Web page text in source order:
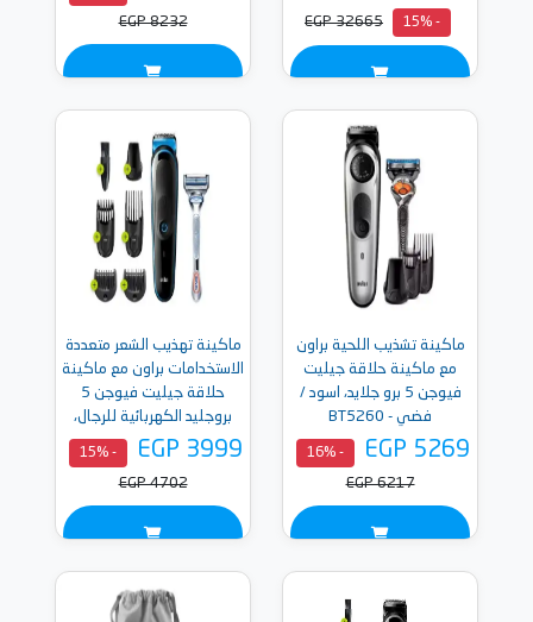
- 15%
EGP 32665
EGP 8232
ماكينة تشذيب اللحية براون
مع ماكينة حلاقة جيليت
فيوجن 5 برو جلايد، اسود /
فضي - BT5260
EGP 5269
- 16%
EGP 6217
ماكينة تهذيب الشعر متعددة
الاستخدامات براون مع ماكينة
حلاقة جيليت فيوجن 5
بروجليد الكهربائية للرجال،
اسود- MGK3242
EGP 3999
- 15%
EGP 4702